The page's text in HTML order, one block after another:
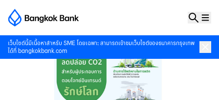
เว็บไซต์นี้มีเนื้อหาสำหรับ SME โดยเฉพาะ สามารถเข้าชมเว็บไซต์ของธนาคารกรุงเทพ
ได้ที่ bangkokbank.com